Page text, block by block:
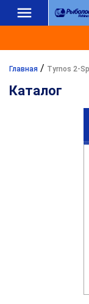
Главная / Tyrnos 2-
Каталог